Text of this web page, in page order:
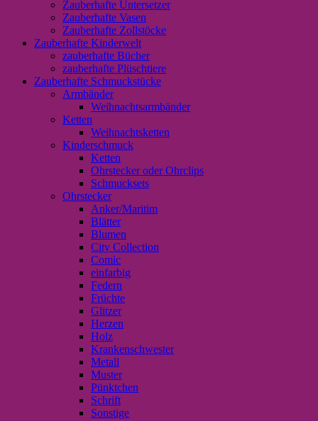
Zauberhafte Untersetzer
Zauberhafte Vasen
Zauberhafte Zollstöcke
Zauberhafte Kinderwelt
zauberhafte Bücher
zauberhafte Plüschtiere
Zauberhafte Schmuckstücke
Armbänder
Weihnachtsarmbänder
Ketten
Weihnachtsketten
Kinderschmuck
Ketten
Ohrstecker oder Ohrclips
Schmucksets
Ohrstecker
Anker/Maritim
Blätter
Blumen
City Collection
Comic
einfarbig
Federn
Früchte
Glitzer
Herzen
Holz
Krankenschwester
Metall
Muster
Pünktchen
Schrift
Sonstige